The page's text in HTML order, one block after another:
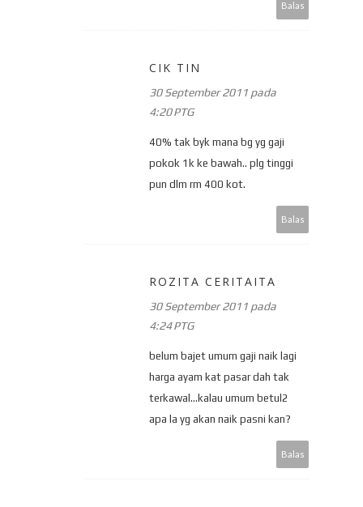
Balas
CIK TIN
30 September 2011 pada
4:20 PTG
40% tak byk mana bg yg gaji
pokok 1k ke bawah.. plg tinggi
pun dlm rm 400 kot.
Balas
ROZITA CERITAITA
30 September 2011 pada
4:24 PTG
belum bajet umum gaji naik lagi
harga ayam kat pasar dah tak
terkawal...kalau umum betul2
apa la yg akan naik pasni kan?
Balas